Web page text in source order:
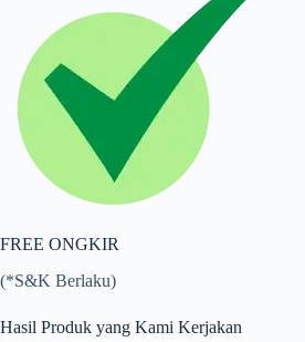
FREE ONGKIR
(*S&K Berlaku)
Hasil Produk yang Kami Kerjakan